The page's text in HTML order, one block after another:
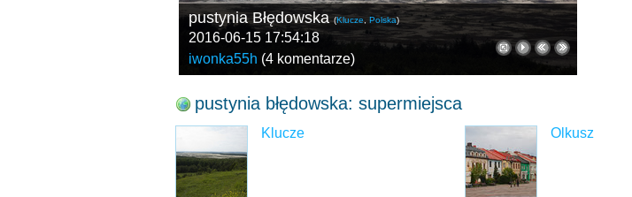
pustynia Błędowska (Klucze, Polska)
2016-06-15 17:54:18
iwonka55h (4 komentarze)
pustynia błędowska: supermiejsca
Klucze Olkusz